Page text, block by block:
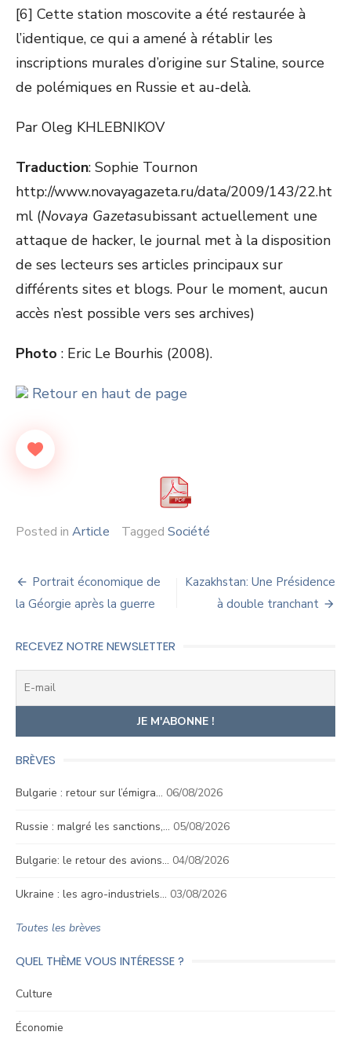
[6] Cette station moscovite a été restaurée à
l’identique, ce qui a amené à rétablir les
inscriptions murales d’origine sur Staline, source
de polémiques en Russie et au-delà.
Par Oleg KHLEBNIKOV
Traduction: Sophie Tournon
http://www.novayagazeta.ru/data/2009/143/22.ht
ml (Novaya Gazetasubissant actuellement une
attaque de hacker, le journal met à la disposition
de ses lecteurs ses articles principaux sur
différents sites et blogs. Pour le moment, aucun
accès n’est possible vers ses archives)
Photo : Eric Le Bourhis (2008).
Retour en haut de page
Posted in Article Tagged Société
Navigation
de
l’article
Portrait économique de
la Géorgie après la guerre
Kazakhstan: Une Présidence
à double tranchant
RECEVEZ NOTRE NEWSLETTER
BRÈVES
Bulgarie : retour sur l’émigra… 06/08/2026
Russie : malgré les sanctions,… 05/08/2026
Bulgarie: le retour des avions… 04/08/2026
Ukraine : les agro-industriels… 03/08/2026
Toutes les brèves
QUEL THÈME VOUS INTÉRESSE ?
Culture
Économie